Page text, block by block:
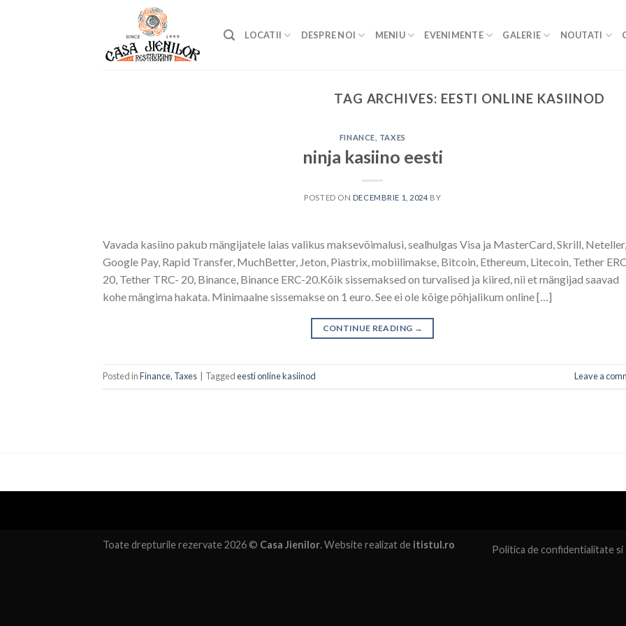
LOCATII DESPRE NOI MENIU EVENIMENTE GALERIE NOUTATI
TAG ARCHIVES: EESTI ONLINE KASIINOD
FINANCE, TAXES
ninja kasiino eesti
POSTED ON DECEMBRIE 1, 2024 BY
Vavada kasiino pakub mängijatele laias valikus maksevõimalusi, sealhulgas Visa ja MasterCard, Skrill, Neteller,
Google Pay, Rapid Transfer, MuchBetter, Jeton, Piastrix, mobiilimakse, Bitcoin, Ethereum, Litecoin, Tether
20, Tether TRC- 20, Binance, Binance ERC-20.Kõik sissemaksed on turvalised ja kiired, nii et mängijad saavad
kohe mängima hakata. Minimaalne sissemakse on 1 euro. See ei ole kõige põhjalikum online […]
CONTINUE READING →
Posted inFinance, Taxes Taggedeesti online kasiinod Leave a
Politica de confidentialitate si
Toate drepturile rezervate 2026 © Casa Jienilor. Website realizat de itistul.ro